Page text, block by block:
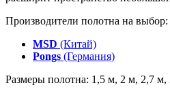
Производители полотна на выбор:
MSD (Китай)
Pongs (Германия)
Размеры полотна: 1,5 м, 2 м, 2,7